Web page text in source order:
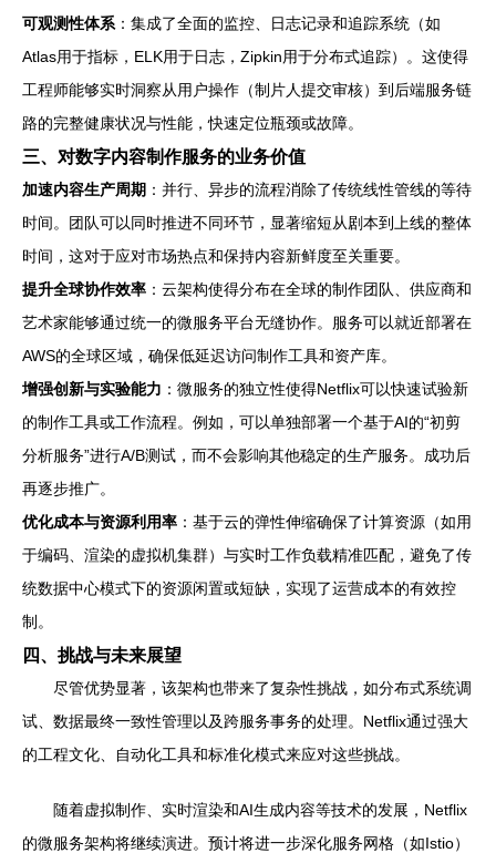
可观测性体系 ：集成了全面的监控、日志记录和追踪系统（如
Atlas用于指标，ELK用于日志，Zipkin用于分布式追踪）。这使得
工程师能够实时洞察从用户操作（制片人提交审核）到后端服务链
路的完整健康状况与性能，快速定位瓶颈或故障。
三、对数字内容制作服务的业务价值
加速内容生产周期 ：并行、异步的流程消除了传统线性管线的等待
时间。团队可以同时推进不同环节，显著缩短从剧本到上线的整体
时间，这对于应对市场热点和保持内容新鲜度至关重要。
提升全球协作效率 ：云架构使得分布在全球的制作团队、供应商和
艺术家能够通过统一的微服务平台无缝协作。服务可以就近部署在
AWS的全球区域，确保低延迟访问制作工具和资产库。
增强创新与实验能力 ：微服务的独立性使得Netflix可以快速试验新
的制作工具或工作流程。例如，可以单独部署一个基于AI的“初剪
分析服务”进行A/B测试，而不会影响其他稳定的生产服务。成功后
再逐步推广。
优化成本与资源利用率 ：基于云的弹性伸缩确保了计算资源（如用
于编码、渲染的虚拟机集群）与实时工作负载精准匹配，避免了传
统数据中心模式下的资源闲置或短缺，实现了运营成本的有效控
制。
四、挑战与未来展望
尽管优势显著，该架构也带来了复杂性挑战，如分布式系统调
试、数据最终一致性管理以及跨服务事务的处理。Netflix通过强大
的工程文化、自动化工具和标准化模式来应对这些挑战。
随着虚拟制作、实时渲染和AI生成内容等技术的发展，Netflix
的微服务架构将继续演进。预计将进一步深化服务网格（如Istio）